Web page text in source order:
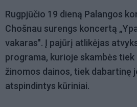
Rugpjūčio 19 dieną Palangos
Chošnau surengs koncertą
vakaras". Į pajūrį atlikėjas
programa, kurioje skambės
žinomos dainos, tiek dabartinę
atspindintys kūriniai.